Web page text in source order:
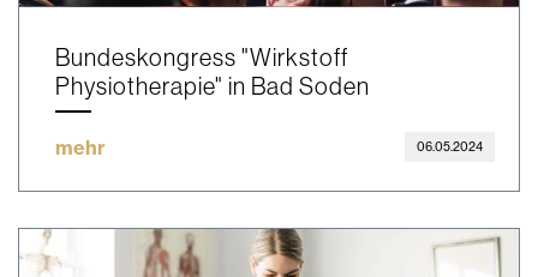
Bundeskongress "Wirkstoff
Physiotherapie" in Bad Soden
mehr 06.05.2024